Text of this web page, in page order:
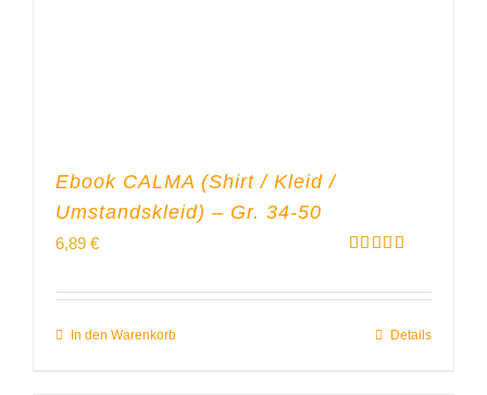
Ebook CALMA (Shirt / Kleid /
Umstandskleid) – Gr. 34-50
von 5
6,89 €
In den Warenkorb Details